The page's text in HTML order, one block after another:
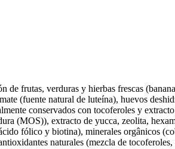
frutas, verduras y hierbas frescas
(fuente natural de luteína), huevos
conservados con tocoferoles y
(MOS)), extracto de yucca, zeolita,
fólico y biotina), minerales orgânicos
naturales (mezcla de